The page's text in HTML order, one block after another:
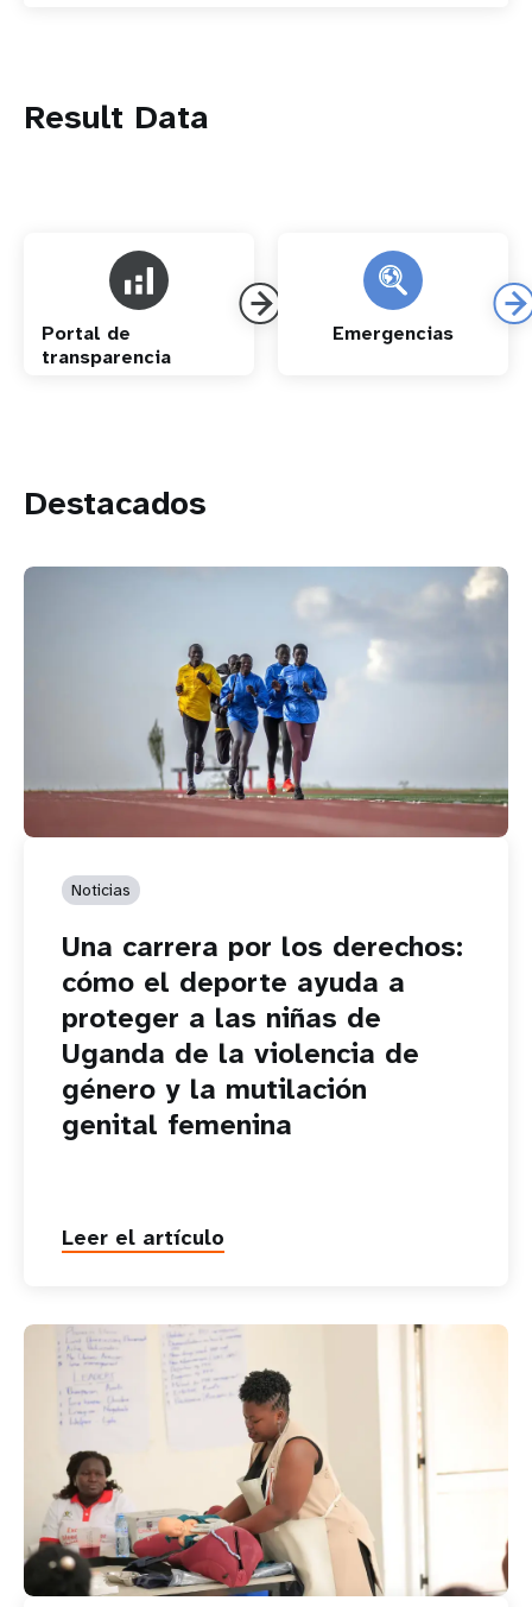
Result Data
Portal de
transparencia
Emergencias
Destacados
Noticias
Una carrera por los derechos:
cómo el deporte ayuda a
proteger a las niñas de
Uganda de la violencia de
género y la mutilación
genital femenina
Leer el artículo